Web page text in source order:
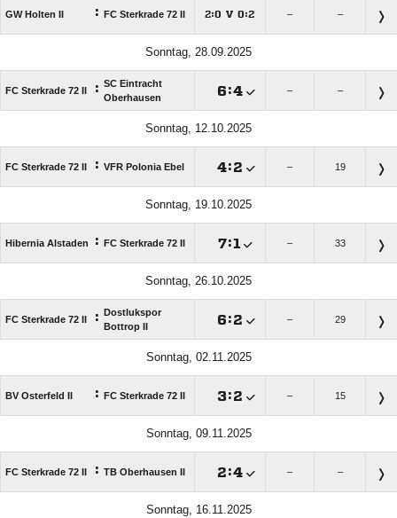
GW Holten II : FC Sterkrade 72 II : V: – –
Sonntag, 28.09.2025
FC Sterkrade 72 II : SC Eintracht
Oberhausen
: – –
Sonntag, 12.10.2025
FC Sterkrade 72 II : VFR Polonia Ebel : – 19
Sonntag, 19.10.2025
Hibernia Alstaden : FC Sterkrade 72 II : – 33
Sonntag, 26.10.2025
FC Sterkrade 72 II :
Dostlukspor
Bottrop II
: – 29
Sonntag, 02.11.2025
BV Osterfeld II : FC Sterkrade 72 II : – 15
Sonntag, 09.11.2025
FC Sterkrade 72 II : TB Oberhausen II : – –
Sonntag, 16.11.2025